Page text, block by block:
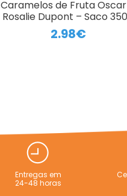
Caramelos de Fruta
Rosalie Dupont – Saco
2.98€
Entregas em
24-48 horas